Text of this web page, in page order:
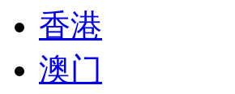
香港
澳门